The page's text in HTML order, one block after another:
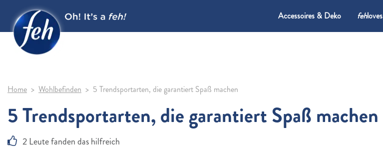
Accessoires & Deko fehloves
Home Wohlbefinden 5 Trendsportarten, die garantiert Spaß machen
5 Trendsportarten, die garantiert Spaß machen
2 Leute fanden das hilfreich